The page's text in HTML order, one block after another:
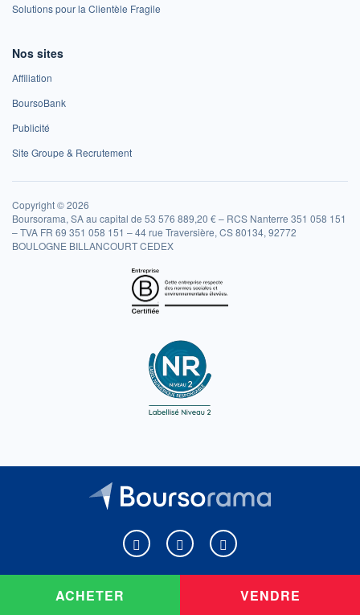
ACHETER VENDRE
Solutions pour la Clientèle Fragile
Nos sites
Affiliation
BoursoBank
Publicité
Site Groupe & Recrutement
Copyright © 2026
Boursorama, SA au capital de 53 576 889,20 € – RCS Nanterre 351 058 151
– TVA FR 69 351 058 151 – 44 rue Traversière, CS 80134, 92772
BOULOGNE BILLANCOURT CEDEX
Boursorama sur Facebook
Boursorama sur XBoursorama sur